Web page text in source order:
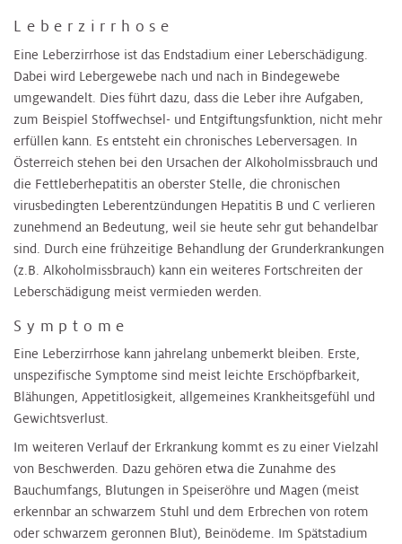
Leberzirrhose
Eine Leberzirrhose ist das Endstadium einer Leberschädigung.
Dabei wird Lebergewebe nach und nach in Bindegewebe
umgewandelt. Dies führt dazu, dass die Leber ihre Aufgaben,
zum Beispiel Stoffwechsel- und Entgiftungsfunktion, nicht mehr
erfüllen kann. Es entsteht ein chronisches Leberversagen. In
Österreich stehen bei den Ursachen der Alkoholmissbrauch und
die Fettleberhepatitis an oberster Stelle, die chronischen
virusbedingten Leberentzündungen Hepatitis B und C verlieren
zunehmend an Bedeutung, weil sie heute sehr gut behandelbar
sind. Durch eine frühzeitige Behandlung der Grunderkrankungen
(z.B. Alkoholmissbrauch) kann ein weiteres Fortschreiten der
Leberschädigung meist vermieden werden.
Symptome
Eine Leberzirrhose kann jahrelang unbemerkt bleiben. Erste,
unspezifische Symptome sind meist leichte Erschöpfbarkeit,
Blähungen, Appetitlosigkeit, allgemeines Krankheitsgefühl und
Gewichtsverlust.
Im weiteren Verlauf der Erkrankung kommt es zu einer Vielzahl
von Beschwerden. Dazu gehören etwa die Zunahme des
Bauchumfangs, Blutungen in Speiseröhre und Magen (meist
erkennbar an schwarzem Stuhl und dem Erbrechen von rotem
oder schwarzem geronnen Blut), Beinödeme. Im Spätstadium